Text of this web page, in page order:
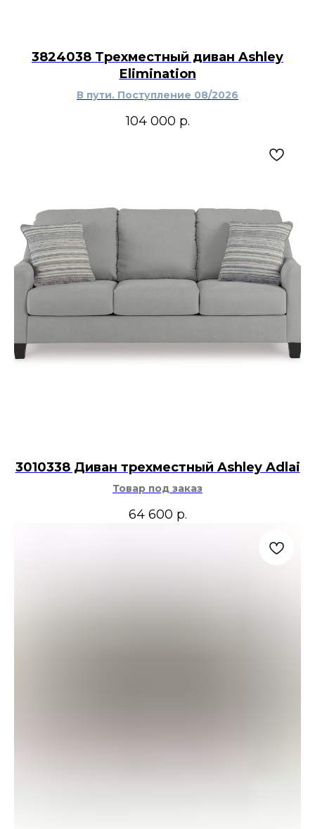
3824038 Трехместный диван Ashley
Elimination
В пути. Поступление 08/2026
104 000 р.
3010338 Диван трехместный Ashley Adlai
Товар под заказ
64 600 р.